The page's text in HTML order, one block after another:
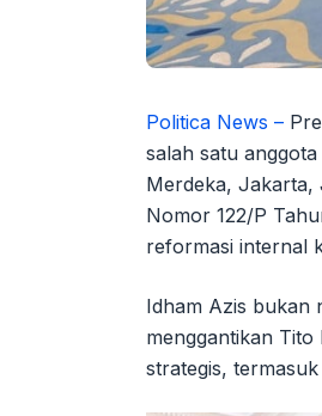
Politica News –
salah satu
Merdeka, Jakarta,
Nomor 122/P
reformasi internal
Idham Azis bukan
menggantikan
strategis,